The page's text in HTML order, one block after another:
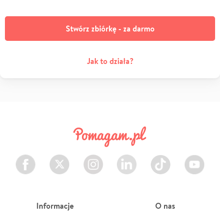
Stwórz zbiórkę - za darmo
Jak to działa?
Facebook Twitter Instagram LinkedIn TikTok Youtube
Informacje O nas